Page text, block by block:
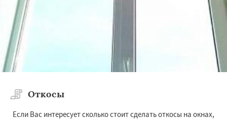
Откосы
Если Вас интересует сколько стоит сделать откосы на окнах,